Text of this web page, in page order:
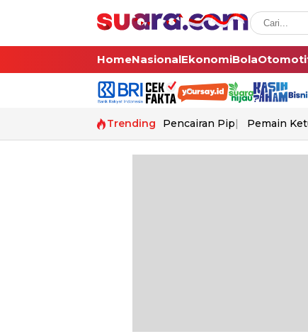
HomeNasionalEkonomiBola
Trending Pencairan Pip Pemain